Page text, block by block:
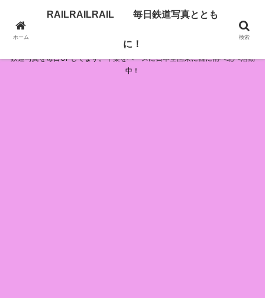
RAILRAILRAIL 毎日鉄道写真とともに！
鉄道写真を毎日UPしてます。千葉をベースに日本全国東に西に南へ北へ活動
中！
ホーム
RAILRAILRAIL 毎日鉄道写真ととも
に！
検索